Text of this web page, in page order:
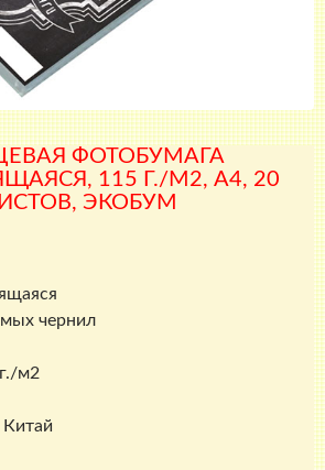
ФОТОБУМАГА
115 Г./М2, A4, 20
ЭКОБУМ
чернил
м2
Китай